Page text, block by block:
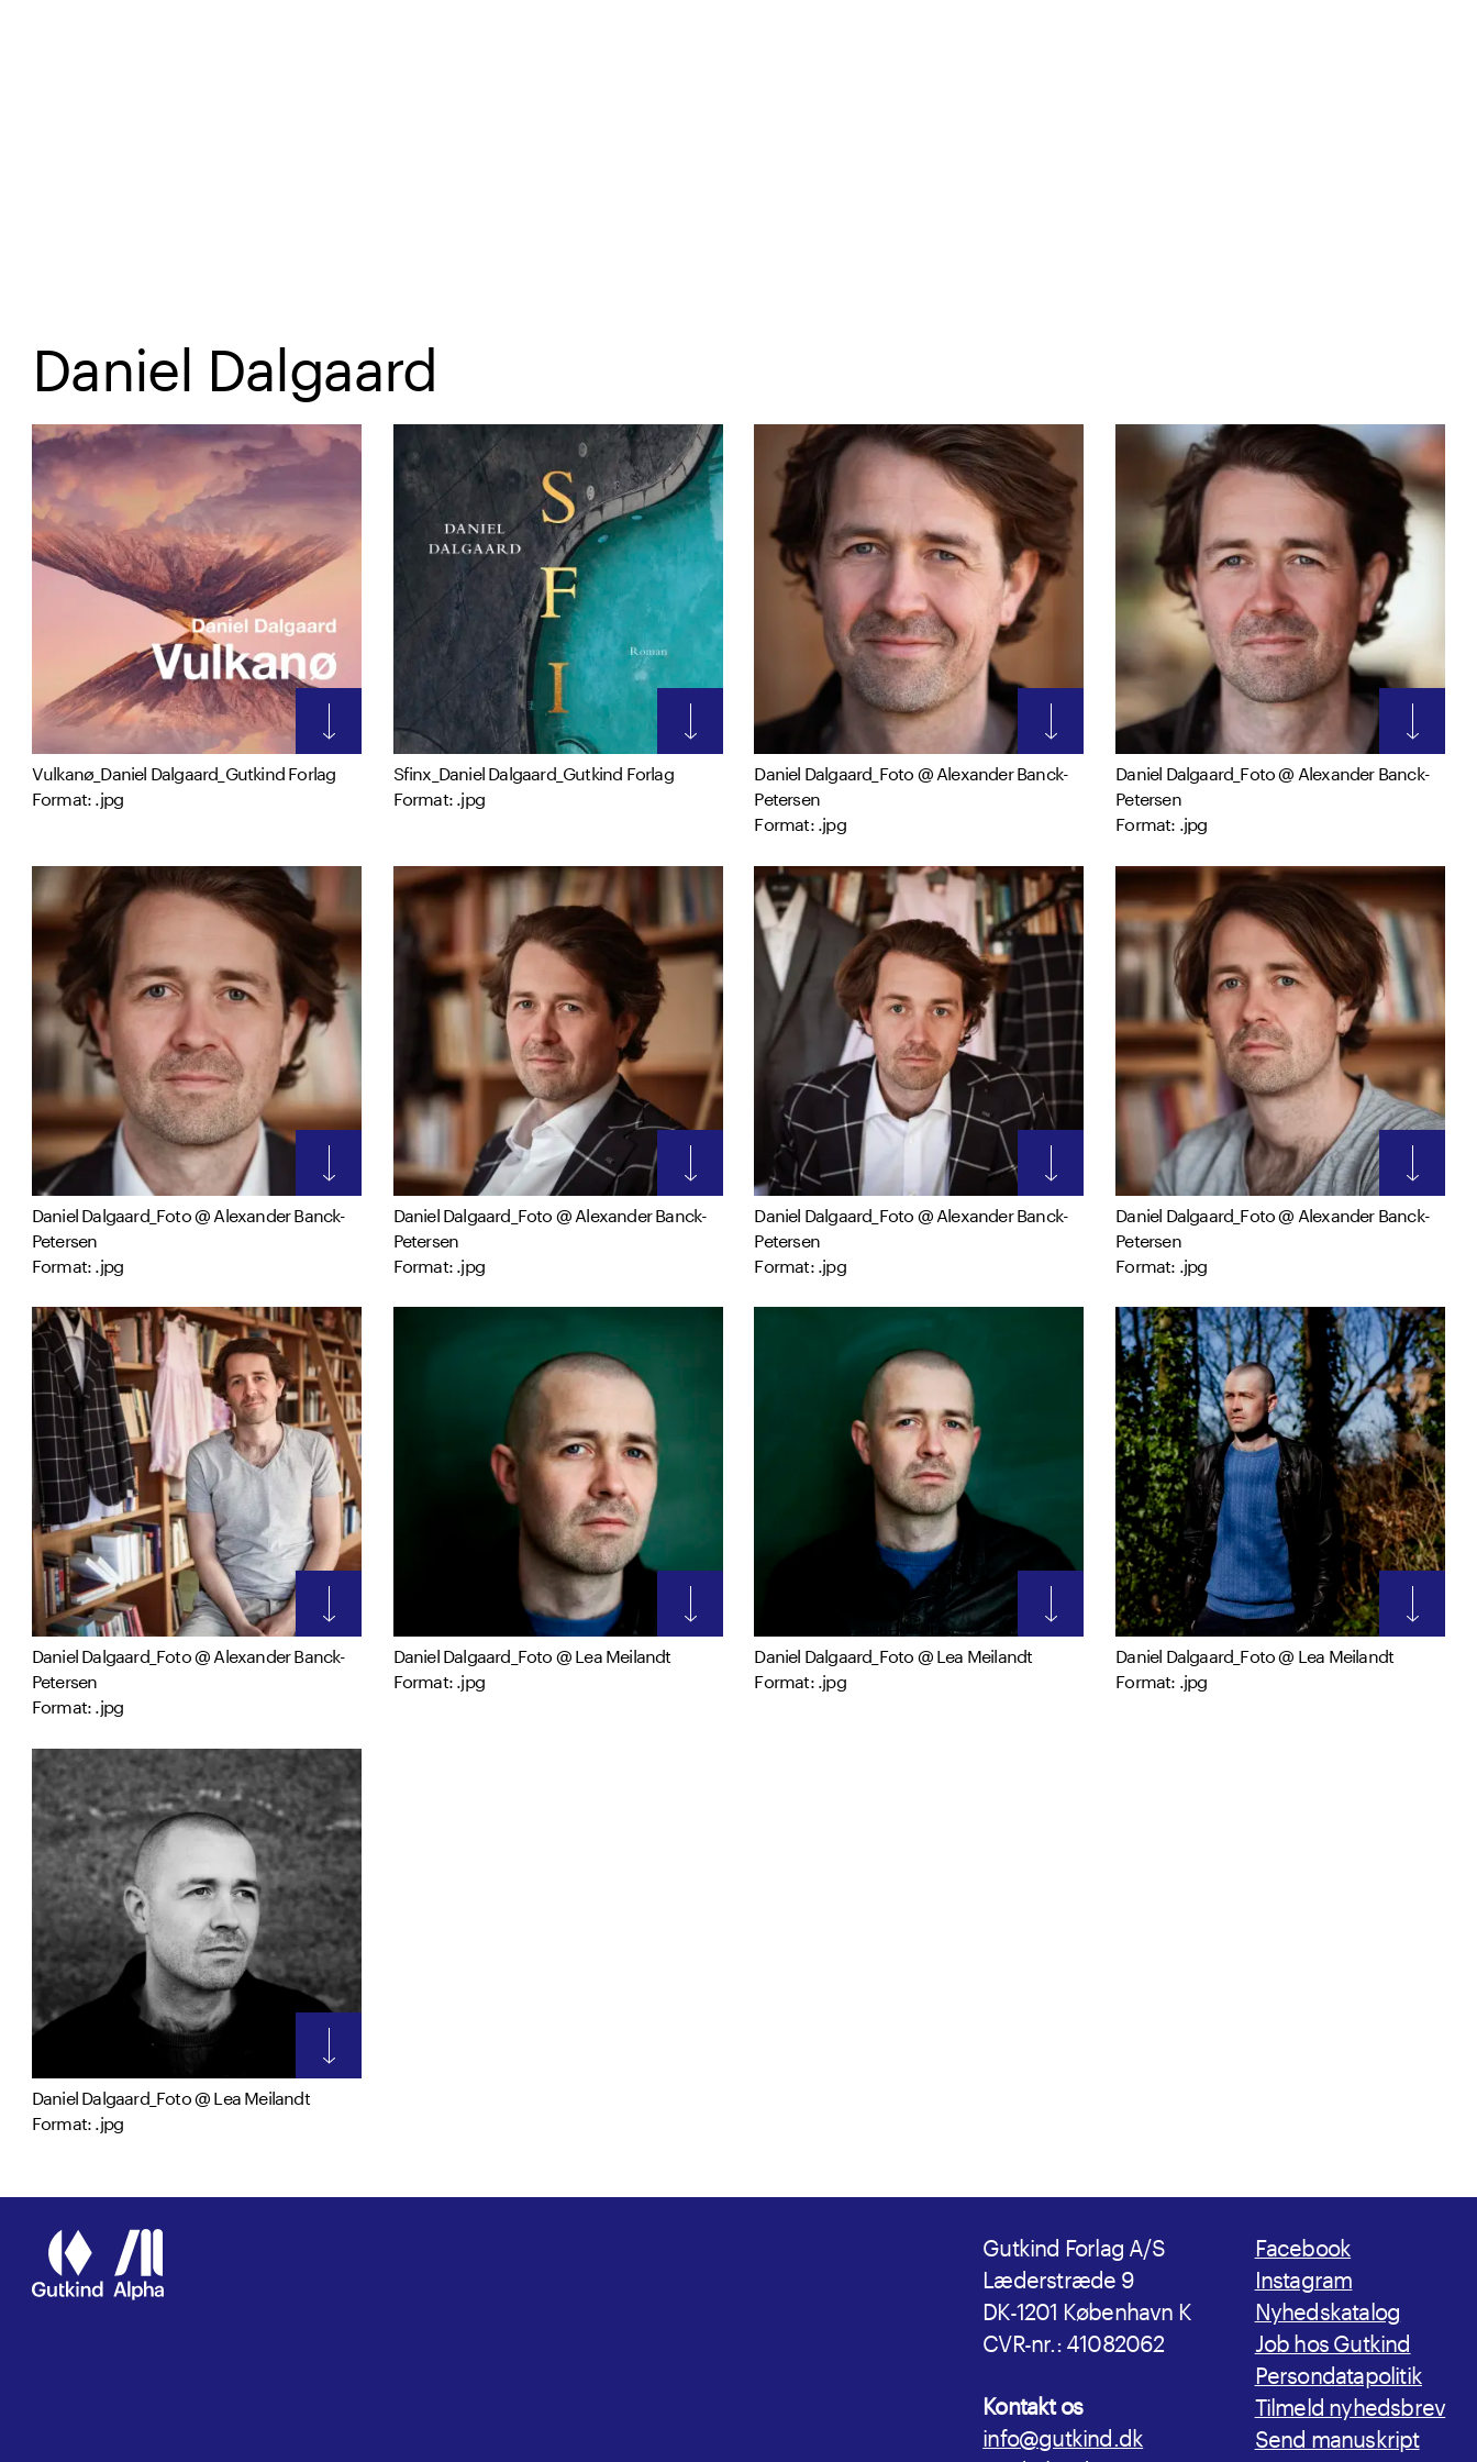
Daniel Dalgaard
Vulkanø_Daniel Dalgaard_Gutkind Forlag
Format: .jpg
Sfinx_Daniel Dalgaard_Gutkind Forlag
Format: .jpg
Daniel Dalgaard_Foto @ Alexander Banck-
Petersen
Format: .jpg
Daniel Dalgaard_Foto @ Alexander Banck-
Petersen
Format: .jpg
Daniel Dalgaard_Foto @ Alexander Banck-
Petersen
Format: .jpg
Daniel Dalgaard_Foto @ Alexander Banck-
Petersen
Format: .jpg
Daniel Dalgaard_Foto @ Alexander Banck-
Petersen
Format: .jpg
Daniel Dalgaard_Foto @ Alexander Banck-
Petersen
Format: .jpg
Daniel Dalgaard_Foto @ Alexander Banck-
Petersen
Format: .jpg
Daniel Dalgaard_Foto @ Lea Meilandt
Format: .jpg
Daniel Dalgaard_Foto @ Lea Meilandt
Format: .jpg
Daniel Dalgaard_Foto @ Lea Meilandt
Format: .jpg
Daniel Dalgaard_Foto @ Lea Meilandt
Format: .jpg
Gutkind Forlag A/S
Læderstræde 9
DK-1201 København K
CVR-nr.: 41082062
Kontakt os
info@gutkind.dk
Facebook
Instagram
Nyhedskatalog
Job hos Gutkind
Persondatapolitik
Tilmeld nyhedsbrev
Send manuskript